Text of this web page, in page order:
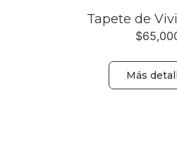
Tapete de
$
Más